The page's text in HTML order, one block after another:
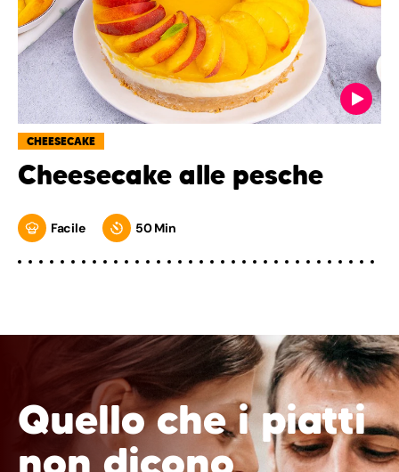
CHEESECAKE
Cheesecake alle pesche
Facile 50 Min
Quello che i piatti